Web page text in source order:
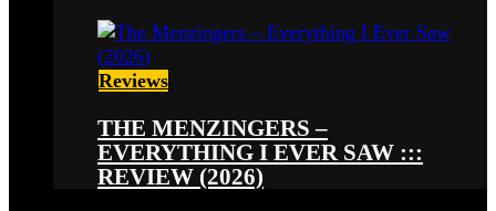
Reviews
THE MENZINGERS –
EVERYTHING I EVER SAW :::
REVIEW (2026)